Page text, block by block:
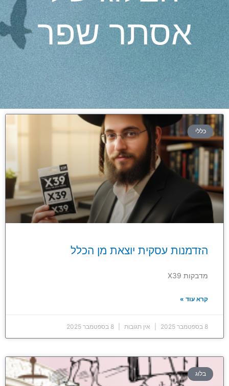
אסתר שפר
כללי
הזדמנות עסקית יוצאת מן הכלל
מדבקות X39
קרא עוד »
8 בספטמבר 2025 אין תגובות 8 בספטמבר 2025
בלוג